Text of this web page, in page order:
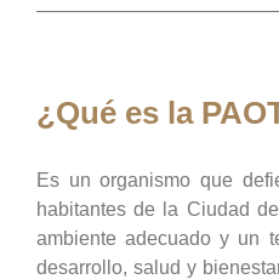
¿Qué es la
Es un organismo que
habitantes de la Ciudad
ambiente adecuado y un
desarrollo, salud y